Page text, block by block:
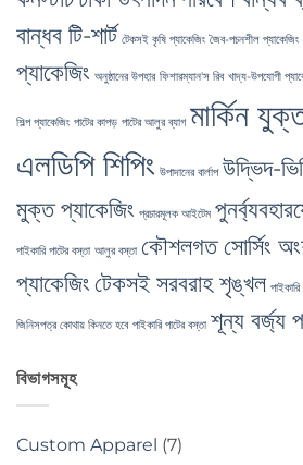
বান্ধব টি-শার্ট টেকসই কৃষি প্যাকেজিং জৈব-পচনশীল প্যাকেজিং
প্যাকেজিং অনুষ্ঠানের উপহার ফিশারম্যান'স রিব খাদ্য-উপযোগী
শিল্প প্যাকেজিং পাটের কাপড় পাটের আলুর ব্যাগ মার্কিন
এলডিপি শিপিং উপাদানের বার্লাপ উদ্ভিদ-
মুক্ত প্যাকেজিং প্রচারমূলক আইটেম
পাইকারি পাটের বস্তা আলুর বস্তা কৌশলগত সোর্সিং
প্যাকেজিংটেকসই সরবরাহ শৃঙ্খল পাইকারি
জিনিসপত্র কোথায় কিনতে হবে পাইকারি পাটের বস্তা শূন্য বর্জ্য
বিভাগসমূহ
Custom Apparel (7)